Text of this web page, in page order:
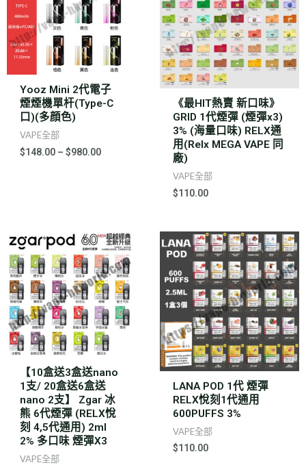
Yooz Mini 2代電子
煙煙機單杆(Type-C
口)(多顔色)
VAPE全部
$148.00– $980.00
《最HIT熱賣 新口味》
GRID 1代煙彈 (煙彈x3)
3% (海量口味) RELX通
用(Relx MEGA VAPE 同
廠)
VAPE全部
$110.00
【10盒送3盒送nano
1支/ 20盒送6盒送
nano 2支】 Zgar 冰
熊 6代煙彈 (RELX悅
刻 4,5代通用) 2ml
2% 多口味 煙彈X3
VAPE全部
LANA POD 1代 煙彈
RELX悅刻1代通用
600PUFFS 3%
VAPE全部
$110.00